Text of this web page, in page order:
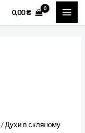
0,00₴
/Духи в скляному